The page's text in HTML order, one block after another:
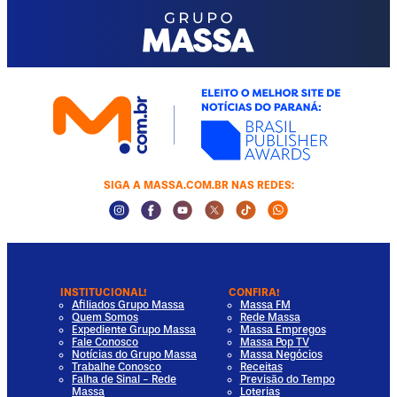
SIGA A MASSA.COM.BR NAS REDES:
Instagram Social Media
Facebook Social Media
Youtube Social Media
Twitter Social Media
Tiktok Social Media
Whatsapp
INSTITUCIONAL!
Afiliados Grupo Massa
Quem Somos
Expediente Grupo Massa
Fale Conosco
Notícias do Grupo Massa
Trabalhe Conosco
Falha de Sinal - Rede
Massa
CONFIRA!
Massa FM
Rede Massa
Massa Empregos
Massa Pop TV
Massa Negócios
Receitas
Previsão do Tempo
Loterias